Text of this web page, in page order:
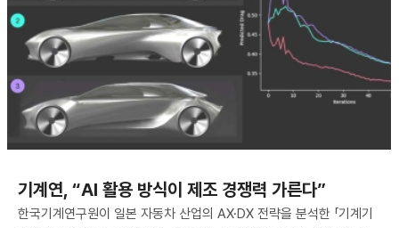
기계연, “AI 활용 방식이 제조 경쟁력 가른다”
한국기계연구원이 일본 자동차 산업의 AX·DX 전략을 분석한 「기계기